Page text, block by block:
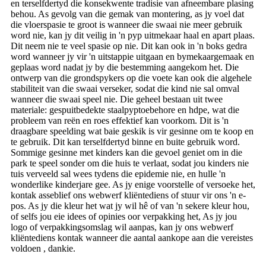
en terselfdertyd die konsekwente tradisie van afneembare plasing
behou. As gevolg van die gemak van montering, as jy voel dat
die vloerspasie te groot is wanneer die swaai nie meer gebruik
word nie, kan jy dit veilig in 'n pyp uitmekaar haal en apart plaas.
Dit neem nie te veel spasie op nie. Dit kan ook in 'n boks gedra
word wanneer jy vir 'n uitstappie uitgaan en bymekaargemaak en
geplaas word nadat jy by die bestemming aangekom het. Die
ontwerp van die grondspykers op die voete kan ook die algehele
stabiliteit van die swaai verseker, sodat die kind nie sal omval
wanneer die swaai speel nie. Die geheel bestaan ​​uit twee
materiale: gespuitbedekte staalpyptoebehore en hdpe, wat die
probleem van reën en roes effektief kan voorkom. Dit is 'n
draagbare speelding wat baie geskik is vir gesinne om te koop en
te gebruik. Dit kan terselfdertyd binne en buite gebruik word.
Sommige gesinne met kinders kan die gevoel geniet om in die
park te speel sonder om die huis te verlaat, sodat jou kinders nie
tuis verveeld sal wees tydens die epidemie nie, en hulle 'n
wonderlike kinderjare gee. As jy enige voorstelle of versoeke het,
kontak asseblief ons webwerf kliëntediens of stuur vir ons 'n e-
pos. As jy die kleur het wat jy wil hê of van 'n sekere kleur hou,
of selfs jou eie idees of opinies oor verpakking het, As jy jou
logo of verpakkingsomslag wil aanpas, kan jy ons webwerf
kliëntediens kontak wanneer die aantal aankope aan die vereistes
voldoen , dankie.